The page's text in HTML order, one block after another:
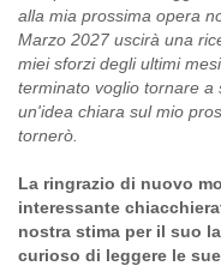
alla mia prossima opera
Marzo 2027 uscirà una
miei sforzi degli ultimi
terminato voglio tornare a
un'idea chiara sul mio
tornerò.
La ringrazio di nuovo
interessante
nostra stima per il suo
curioso di leggere le